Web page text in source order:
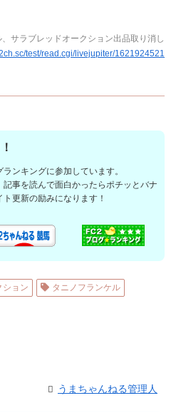
サラブレッドオークション出品取り消し
test/read.cgi/livejupiter/1621924521
ンキングに参加しています。
事を読んで面白かったらポチッとバナ
更新の励みになります！
ション タニノフランケル
うまちゃんねる管理人